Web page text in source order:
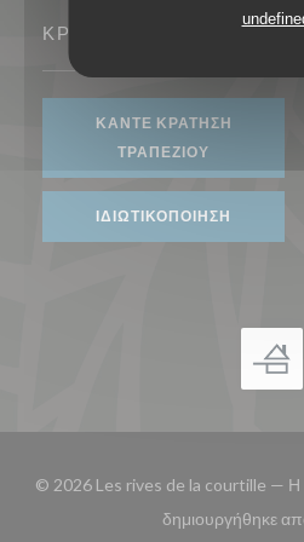
ΚΡΆΤΗΣΗ
ΚΆΝΤΕ ΚΡΆΤΗΣΗ
ΤΡΑΠΕΖΙΟΎ
ΙΔΙΩΤΙΚΟΠΟΊΗΣΗ
© 2026 Les rives de la courtille — Η
δημιουργήθηκε